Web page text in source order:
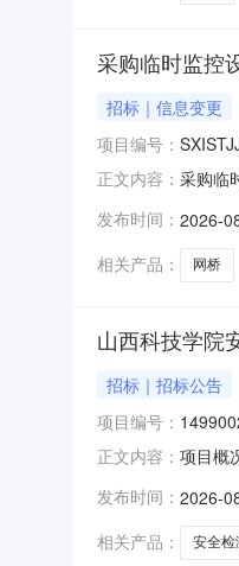
采购临时监控
招标｜信息变更
项目编号：
正文内容： 采购临
系手机
发布时间： 2026-
相关产品：
网桥
山西科技学院
招标｜招标公告
项目编号：
正文内容： 项目概
目数量:
发布时间： 2026-
相关产品：
安全检